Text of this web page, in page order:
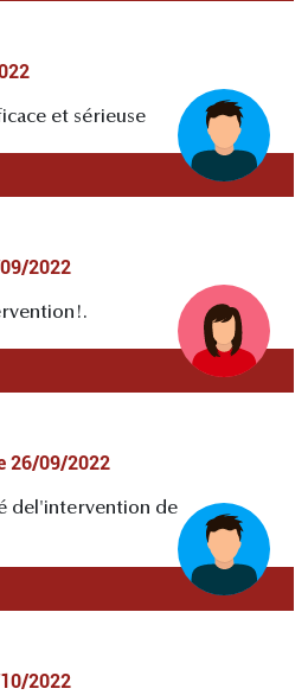
et sérieuse
2022
26/09/2022
del'intervention de
2022